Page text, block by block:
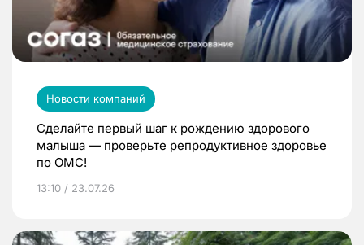
Новости компаний
Сделайте первый шаг к рождению здорового
малыша — проверьте репродуктивное здоровье
по ОМС!
13:10 / 23.07.26